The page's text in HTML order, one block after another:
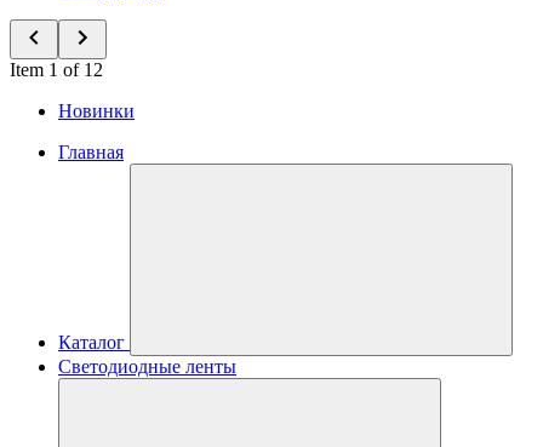
Item 1 of 12
Новинки
Главная
Каталог
Светодиодные ленты